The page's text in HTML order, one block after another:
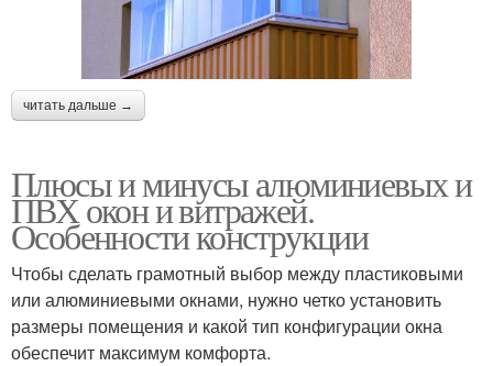
читать дальше →
Плюсы и минусы алюминиевых и
ПВХ окон и витражей.
Особенности конструкции
Чтобы сделать грамотный выбор между пластиковыми
или алюминиевыми окнами, нужно четко установить
размеры помещения и какой тип конфигурации окна
обеспечит максимум комфорта.